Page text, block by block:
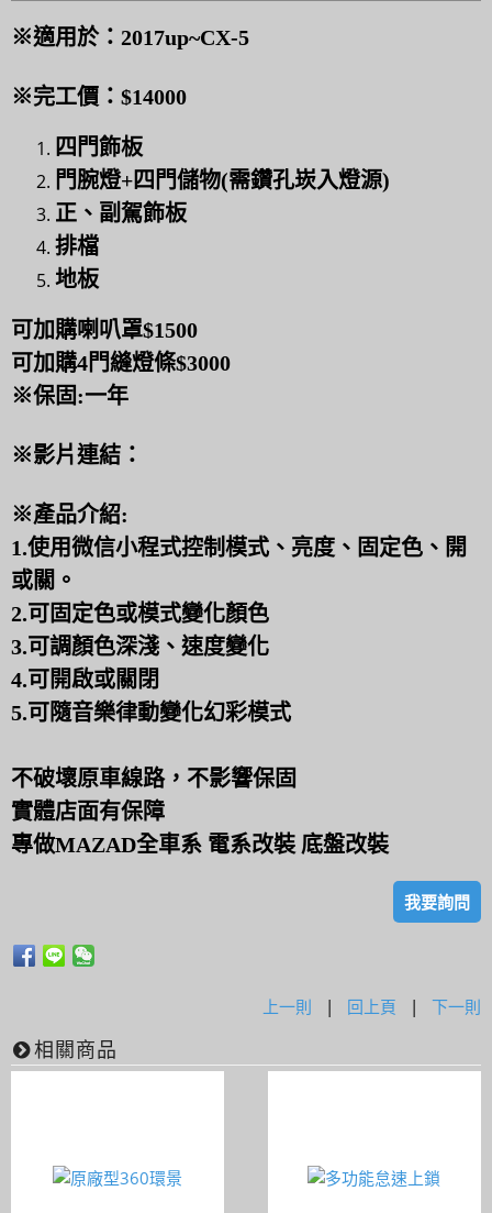
※適用於：2017up~CX-5
※完工價：$14000
四門飾板
門腕燈+四門儲物(需鑽孔崁入燈源)
正、副駕飾板
排檔
地板
​可加購喇叭罩$1500
可加購4門縫燈條$3000
※保固:一年
※影片連結：
※產品介紹:
1.使用微信小程式控制模式、亮度、固定色、開
或關。
2.可固定色或模式變化顏色
3.可調顏色深淺、速度變化
4.可開啟或關閉
5.可隨音樂律動變化幻彩模式
不破壞原車線路，不影響保固
實體店面有保障
專做MAZAD全車系 電系改裝 底盤改裝
我要詢問
上一則 | 回上頁 | 下一則
相關商品